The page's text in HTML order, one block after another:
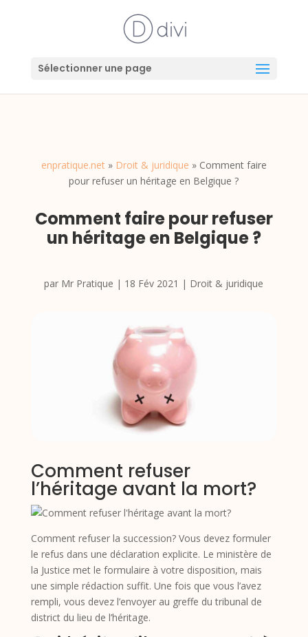
Sélectionner une page
enpratique.net» Droit & juridique » Comment faire
pour refuser un héritage en Belgique ?
Comment faire pour refuser
un héritage en Belgique ?
par Mr Pratique | 18 Fév 2021 | Droit & juridique
Comment refuser
l’héritage avant la mort?
Comment refuser la succession? Vous devez formuler
le refus dans une déclaration explicite. Le ministère de
la Justice met le formulaire à votre disposition, mais
une simple rédaction suffit. Une fois que vous l’avez
rempli, vous devez l’envoyer au greffe du tribunal de
district du lieu de l’héritage.